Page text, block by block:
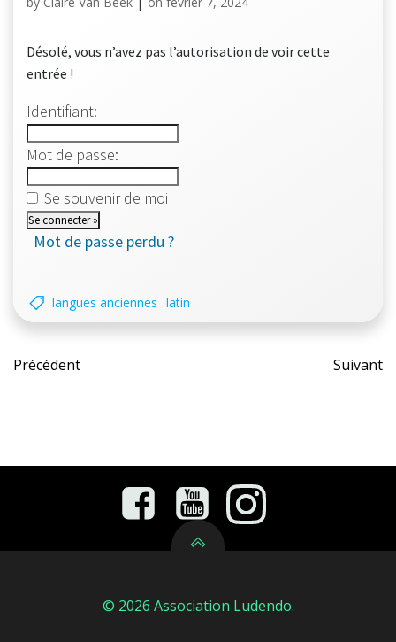
Désolé, vous n’avez pas l’autorisation de voir cette
entrée !
Identifiant:
Mot de passe:
Se souvenir de moi
Mot de passe perdu ?
langues anciennes latin
Post
Précédent Suivant
© 2026 Association Ludendo.